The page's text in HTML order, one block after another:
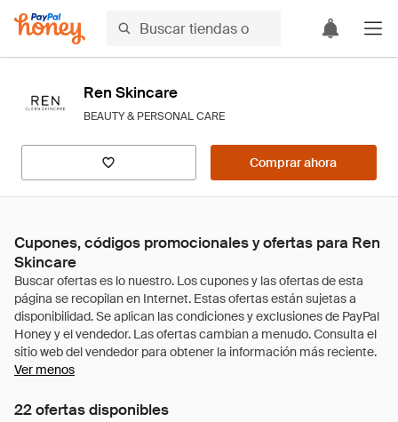
Ren Skincare
BEAUTY & PERSONAL CARE
Comprar ahora
Cupones, códigos promocionales y ofertas para Ren
Skincare
Ver menos
22 ofertas disponibles